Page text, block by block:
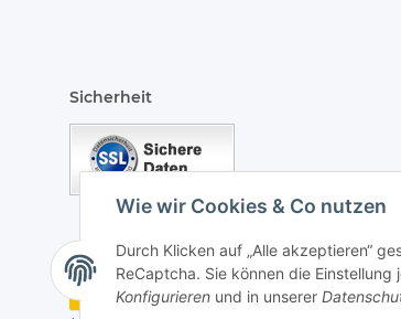
Wie wir Cookies & Co nutzen
Durch Klicken auf „Alle akzeptieren“
ReCaptcha. Sie können die
Konfigurieren und in unserer
Sicherheit
Vertrag widerrufen